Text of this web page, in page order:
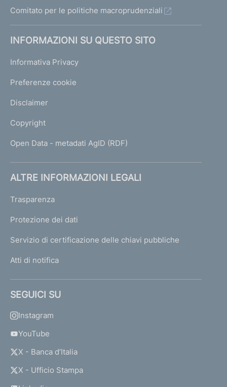
Comitato per le politiche macroprudenziali
INFORMAZIONI SU QUESTO SITO
Informativa Privacy
Preferenze cookie
Disclaimer
Copyright
Open Data - metadati AgID (RDF)
ALTRE INFORMAZIONI LEGALI
Trasparenza
Protezione dei dati
Servizio di certificazione delle chiavi pubbliche
Atti di notifica
SEGUICI SU
Instagram
YouTube
X - Banca d’Italia
X - Ufficio Stampa